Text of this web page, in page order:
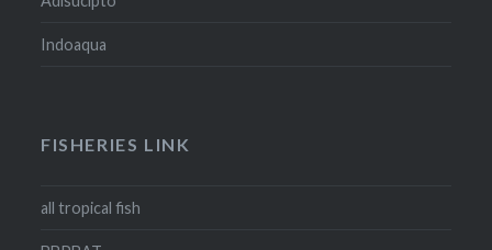
Indoaqua
FISHERIES LINK
all tropical fish